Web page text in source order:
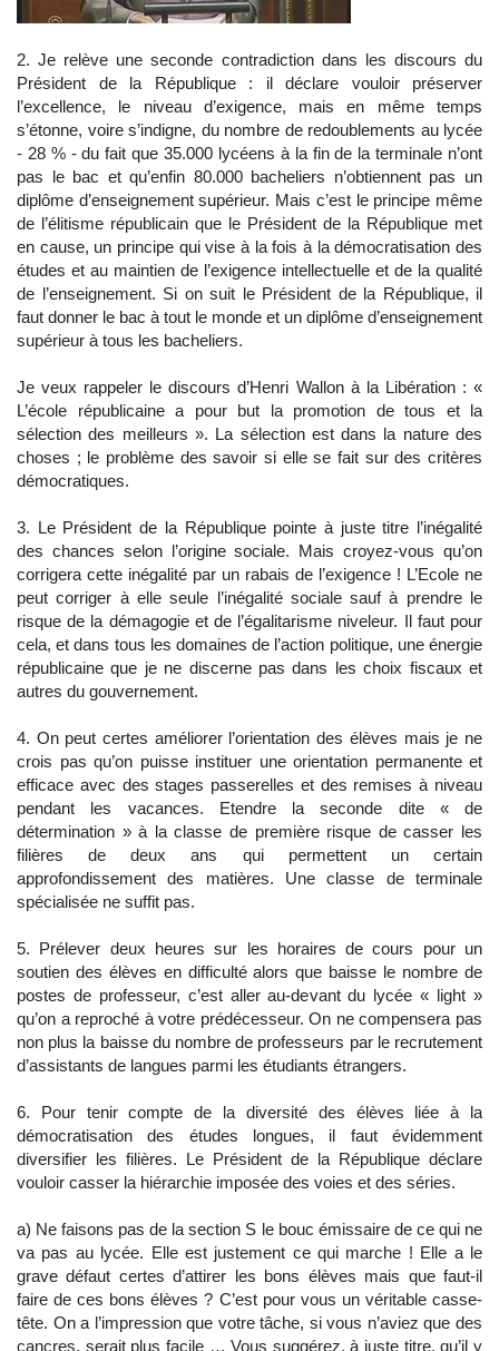
2. Je relève une seconde contradiction dans les discours du
Président de la République : il déclare vouloir préserver
l’excellence, le niveau d’exigence, mais en même temps
s’étonne, voire s’indigne, du nombre de redoublements au lycée
- 28 % - du fait que 35.000 lycéens à la fin de la terminale n’ont
pas le bac et qu’enfin 80.000 bacheliers n’obtiennent pas un
diplôme d’enseignement supérieur. Mais c’est le principe même
de l’élitisme républicain que le Président de la République met
en cause, un principe qui vise à la fois à la démocratisation des
études et au maintien de l’exigence intellectuelle et de la qualité
de l’enseignement. Si on suit le Président de la République, il
faut donner le bac à tout le monde et un diplôme d’enseignement
supérieur à tous les bacheliers.
Je veux rappeler le discours d’Henri Wallon à la Libération : «
L’école républicaine a pour but la promotion de tous et la
sélection des meilleurs ». La sélection est dans la nature des
choses ; le problème des savoir si elle se fait sur des critères
démocratiques.
3. Le Président de la République pointe à juste titre l’inégalité
des chances selon l’origine sociale. Mais croyez-vous qu’on
corrigera cette inégalité par un rabais de l’exigence ! L’Ecole ne
peut corriger à elle seule l’inégalité sociale sauf à prendre le
risque de la démagogie et de l’égalitarisme niveleur. Il faut pour
cela, et dans tous les domaines de l’action politique, une énergie
républicaine que je ne discerne pas dans les choix fiscaux et
autres du gouvernement.
4. On peut certes améliorer l’orientation des élèves mais je ne
crois pas qu’on puisse instituer une orientation permanente et
efficace avec des stages passerelles et des remises à niveau
pendant les vacances. Etendre la seconde dite « de
détermination » à la classe de première risque de casser les
filières de deux ans qui permettent un certain
approfondissement des matières. Une classe de terminale
spécialisée ne suffit pas.
5. Prélever deux heures sur les horaires de cours pour un
soutien des élèves en difficulté alors que baisse le nombre de
postes de professeur, c’est aller au-devant du lycée « light »
qu’on a reproché à votre prédécesseur. On ne compensera pas
non plus la baisse du nombre de professeurs par le recrutement
d’assistants de langues parmi les étudiants étrangers.
6. Pour tenir compte de la diversité des élèves liée à la
démocratisation des études longues, il faut évidemment
diversifier les filières. Le Président de la République déclare
vouloir casser la hiérarchie imposée des voies et des séries.
a) Ne faisons pas de la section S le bouc émissaire de ce qui ne
va pas au lycée. Elle est justement ce qui marche ! Elle a le
grave défaut certes d’attirer les bons élèves mais que faut-il
faire de ces bons élèves ? C’est pour vous un véritable casse-
tête. On a l’impression que votre tâche, si vous n’aviez que des
cancres, serait plus facile … Vous suggérez, à juste titre, qu’il y